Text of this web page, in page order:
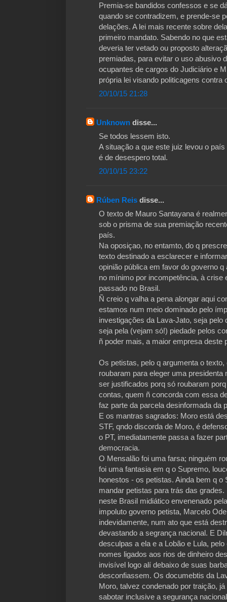
Premia-se bandidos confessos e se
quando se contradizem, e prende-se
delações. A lei mais recente sobre
primeiro mandato. Sabendo no que
deveria ter vetado ou proposto
premiadas, para evitar o uso abusivo
ocupantes de cargos do Judiciário e
própria lei visando politicagens contra
20/10/15 21:28
Unknown disse...
Se todos lessem isto.
A situação a que este juiz levou o país
é de desespero total.
20/10/15 23:22
Rúben Reis disse...
O texto de Mauro Santayana é
sob o prisma de sua premiação
país.
Na oposiçao, no entamto, do q
texto destinado a esclarecer e
opinião pública em favor do governo
no mínimo por incompetência, à crise
passado no Brasil.
Ñ creio q valha a pena alongar aqui
estamos num meio dominado pelo
investigações da Lava-Jato, seja
seja pela (vejam só!) piedade pelos
ñ poder mais, a maior empresa deste
Os petistas, pelo q argumenta o
roubaram para eleger uma
ser justificados porq só roubaram
contas, quem ñ concorda com essa
faz parte da parcela desinformada da
E os mantras sagrados: Moro está
STF, qndo discorda de Moro, é
o PT, imediatamente passa a fazer
democracia.
O Mensalão foi uma farsa; ninguém
foi uma fantasia em q o Supremo,
honestos - os petistas. Ainda bem q
mandar petistas para trás das
neste Brasil midiático envenenado
impoluto governo petista, Marcelo
indevidamente, num ato que está
devastando a segrança nacional. E
desculpas a ela e a Lobão e Lula,
nomes ligados aos rios de dinheiro
invisível logo alí debaixo de suas
desconfiassem. Os documebtis da
Moro, talvez condenado por traição,
sabotar inclusive a segurança